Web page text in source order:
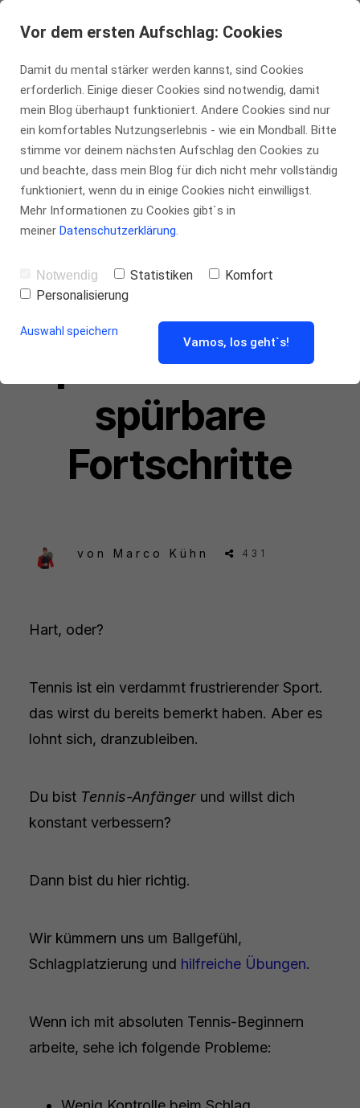
tennis-insider.de
Die besten
Übungen für
Tennis-
Anfänger:
Spaß,
Spielfreude und
spürbare
Fortschritte
von Marco Kühn 431
Hart, oder?
Tennis ist ein verdammt frustrierender Sport.
das wirst du bereits bemerkt haben. Aber es
lohnt sich, dranzubleiben.
Du bist Tennis-Anfängerund willst dich
konstant verbessern?
Dann bist du hier richtig.
Wir kümmern uns um Ballgefühl,
Schlagplatzierung und hilfreiche Übungen.
Wenn ich mit absoluten Tennis-Beginnern
arbeite, sehe ich folgende Probleme:
Vor dem ersten Aufschlag: Cookies
Damit du mental stärker werden kannst, sind Cookies
erforderlich. Einige dieser Cookies sind notwendig, damit
mein Blog überhaupt funktioniert. Andere Cookies sind nur
ein komfortables Nutzungserlebnis - wie ein Mondball. Bitte
stimme vor deinem nächsten Aufschlag den Cookies zu
und beachte, dass mein Blog für dich nicht mehr vollständig
funktioniert, wenn du in einige Cookies nicht einwilligst.
Mehr Informationen zu Cookies gibt`s in
meiner Datenschutzerklärung.
Notwendig Statistiken
Komfort
Personalisierung
Auswahl speichern
Vamos, los geht`s!